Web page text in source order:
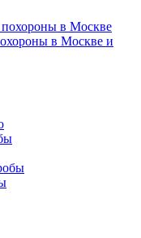
похороны в Москве
в Москве и